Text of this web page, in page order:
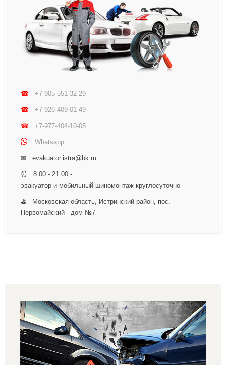
☎ +7-905-551-32-29
☎ +7-926-409-01-49
☎ +7-977-404-10-05
Whatsapp
✉ evakuator.istra@bk.ru
⏰ 8.00 - 21.00 -
эвакуатор и мобильный шиномонтаж круглосуточно
⛳ Московская область, Истринский район, пос.
Первомайский - дом №7